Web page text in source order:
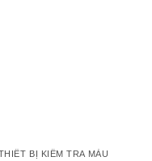
BỊ KIỂM TRA MÀU